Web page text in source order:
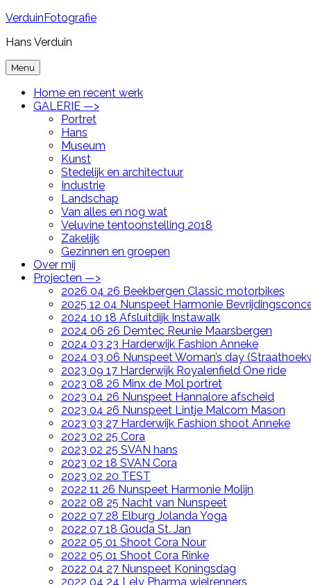
Skip
content
VerduinFotografie
Hans Verduin
Menu
Home en recent werk
GALERIE —>
Portret
Hans
Museum
Kunst
Stedelijk en architectuur
Industrie
Landschap
Van alles en nog wat
Veluvine tentoonstelling 2018
Zakelijk
Gezinnen en groepen
Over mij
Projecten —>
2026 04 26 Beekbergen Classic motorbikes
2025 12 04 Nunspeet Harmonie
2024 10 18 Afsluitdijk Instawalk
2024 06 26 Demtec Reunie Maarsbergen
2024 03 23 Harderwijk Fashion Anneke
2024 03 06 Nunspeet Woman’s day
2023 09 17 Harderwijk Royalenfield One ride
2023 08 26 Minx de Mol portret
2023 04 26 Nunspeet Hannalore afscheid
2023 04 26 Nunspeet Lintje Malcom Mason
2023 03 27 Harderwijk Fashion shoot Anneke
2023 02 25 Cora
2023 02 25 SVAN hans
2023 02 18 SVAN Cora
2023 02 20 TEST
2022 11 26 Nunspeet Harmonie Molijn
2022 08 25 Nacht van Nunspeet
2022 07 28 Elburg Jolanda Yoga
2022 07 18 Gouda St. Jan
2022 05 01 Shoot Cora Nour
2022 05 01 Shoot Cora Rinke
2022 04 27 Nunspeet Koningsdag
2022 04 24 Lely Pharma wielrenners